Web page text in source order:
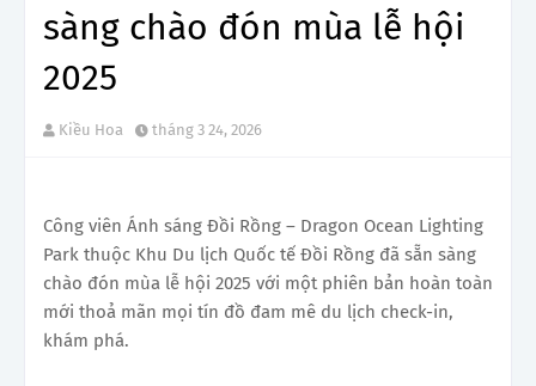
sàng chào đón mùa lễ hội
2025
Kiều Hoa tháng 3 24, 2026
Công viên Ánh sáng Đồi Rồng – Dragon Ocean Lighting
Park thuộc Khu Du lịch Quốc tế Đồi Rồng đã sẵn sàng
chào đón mùa lễ hội 2025 với một phiên bản hoàn toàn
mới thoả mãn mọi tín đồ đam mê du lịch check-in,
khám phá.